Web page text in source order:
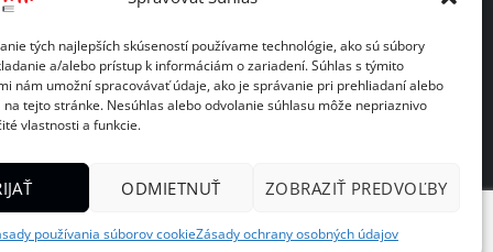
tých najlepších skúseností používame technológie, ako sú súbory
a/alebo prístup k informáciám o zariadení. Súhlas s týmito
nám umožní spracovávať údaje, ako je správanie pri prehliadaní alebo
na tejto stránke. Nesúhlas alebo odvolanie súhlasu môže nepriaznivo
vlastnosti a funkcie.
ODMIETNUŤ ZOBRAZIŤ PREDVOĽBY
používania súborov cookieZásady ochrany osobných údajov